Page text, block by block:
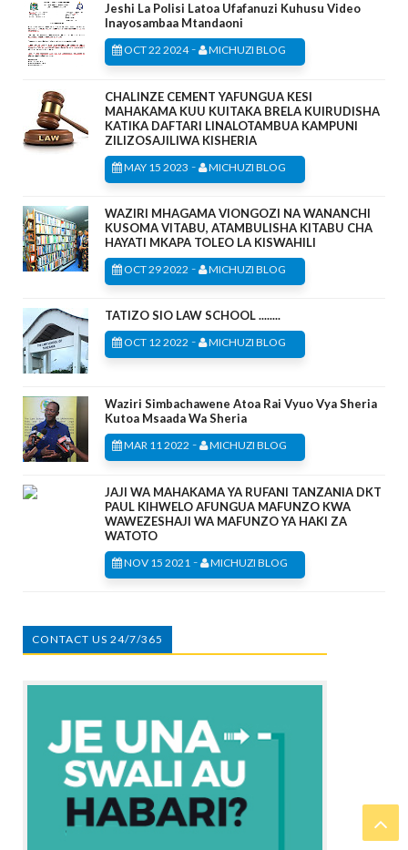
Jeshi La Polisi Latoa Ufafanuzi Kuhusu Video
Inayosambaa Mtandaoni
OCT 22 2024- MICHUZI BLOG
CHALINZE CEMENT YAFUNGUA KESI
MAHAKAMA KUU KUITAKA BRELA KUIRUDISHA
KATIKA DAFTARI LINALOTAMBUA KAMPUNI
ZILIZOSAJILIWA KISHERIA
MAY 15 2023 - MICHUZI BLOG
WAZIRI MHAGAMA VIONGOZI NA WANANCHI
KUSOMA VITABU, ATAMBULISHA KITABU CHA
HAYATI MKAPA TOLEO LA KISWAHILI
OCT 29 2022 - MICHUZI BLOG
TATIZO SIO LAW SCHOOL ........
OCT 12 2022 - MICHUZI BLOG
Waziri Simbachawene Atoa Rai Vyuo Vya Sheria
Kutoa Msaada Wa Sheria
MAR 11 2022 - MICHUZI BLOG
JAJI WA MAHAKAMA YA RUFANI TANZANIA DKT
PAUL KIHWELO AFUNGUA MAFUNZO KWA
WAWEZESHAJI WA MAFUNZO YA HAKI ZA
WATOTO
NOV 15 2021 - MICHUZI BLOG
CONTACT US 24/7/365